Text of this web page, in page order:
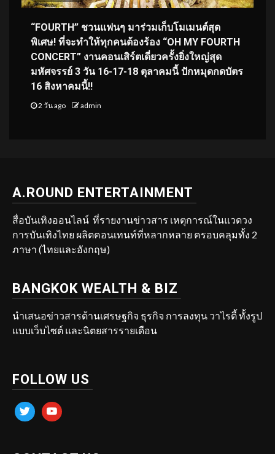
“FOURTH” ชวนแฟนๆ มาร่วมเก็บโมเมนต์สุด
พิเศษ! ที่จะทำให้ทุกคนต้องร้อง “OH MY FOURTH
CONCERT” งานคอนเสิร์ตเดี่ยวครั้งยิ่งใหญ่สุด
มหัศจรรย์ 3 วัน 16-17-18 ตุลาคมนี้ ปักหมุดกดบัตร
16 สิงหาคมนี้!!
2 วัน ago admin
A.ROUND ENTERTAINMENT
สื่อบันเทิงออนไลน์ ที่รายงานข่าวสาร เหตุการณ์ในแวดวง
การบันเทิงไทย ผลิตคอนเทนท์ที่หลากหลาย ครอบคลุมทั้ง 2
ภาษา (ไทยและอังกฤษ)
BANGKOK WEALTH & BIZ
นำเสนอข่าวสารด้านเศรษฐกิจ ธุรกิจ การลงทุน วาไรตี้ ทั้งรูป
แบบเว็บไซต์ และนิตยสารรายเดือน
FOLLOW US
twitter youtube